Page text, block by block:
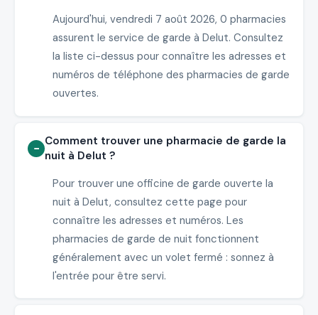
Aujourd'hui, vendredi 7 août 2026, 0 pharmacies
assurent le service de garde à Delut. Consultez
la liste ci-dessus pour connaître les adresses et
numéros de téléphone des pharmacies de garde
ouvertes.
Comment trouver une pharmacie de garde la
nuit à Delut ?
Pour trouver une officine de garde ouverte la
nuit à Delut, consultez cette page pour
connaître les adresses et numéros. Les
pharmacies de garde de nuit fonctionnent
généralement avec un volet fermé : sonnez à
l'entrée pour être servi.